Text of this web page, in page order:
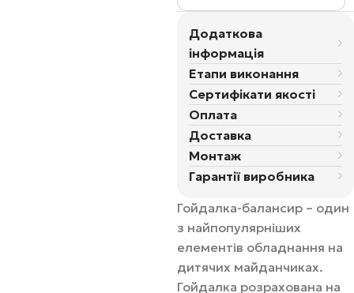
Додаткова
інформація
Етапи виконання
Сертифікати якості
Оплата
Доставка
Монтаж
Гарантії виробника
Гойдалка-балансир – один
з найпопулярніших
елементів обладнання на
дитячих майданчиках.
Гойдалка розрахована на